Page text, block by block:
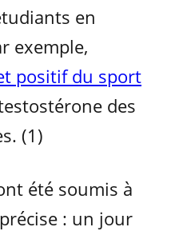
en
exemple,
positif du sport
des
(1)
été soumis à
: un jour